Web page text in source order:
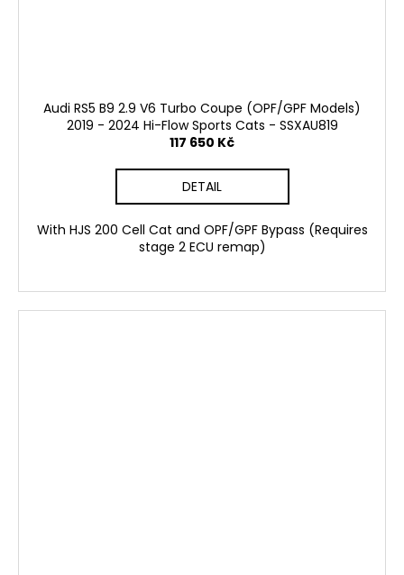
Audi RS5 B9 2.9 V6 Turbo Coupe (OPF/GPF Models)
2019 - 2024 Hi-Flow Sports Cats - SSXAU819
117 650 Kč
DETAIL
With HJS 200 Cell Cat and OPF/GPF Bypass (Requires
stage 2 ECU remap)